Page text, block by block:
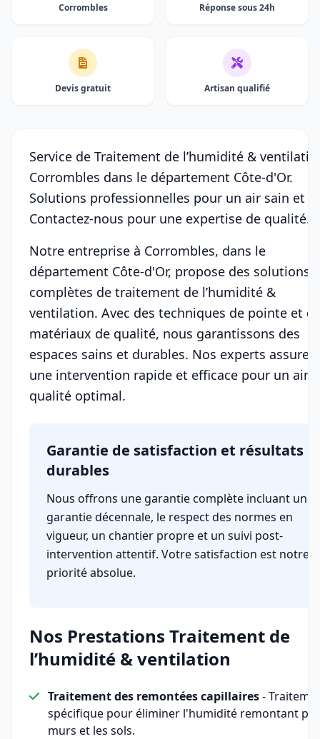
Corrombles Réponse sous 24h
Devis gratuit Artisan qualifié
Service de Traitement de l’humidité &
Corrombles dans le département Côte-d'Or.
Solutions professionnelles pour un air sain et
Contactez-nous pour une expertise de qualité.
Notre entreprise à Corrombles, dans le
département Côte-d'Or, propose des solutions
complètes de traitement de l’humidité &
ventilation. Avec des techniques de pointe et
matériaux de qualité, nous garantissons des
espaces sains et durables. Nos experts
une intervention rapide et efficace pour un air
qualité optimal.
Garantie de satisfaction et résultats
durables
Nous offrons une garantie complète incluant une
garantie décennale, le respect des normes en
vigueur, un chantier propre et un suivi post-
intervention attentif. Votre satisfaction est notre
priorité absolue.
Nos Prestations Traitement de
l’humidité & ventilation
Traitement des remontées capillaires-
spécifique pour éliminer l'humidité remontant
murs et les sols.